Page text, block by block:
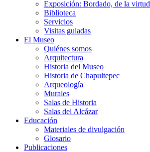
Exposición: Bordado, de la virtud
Biblioteca
Servicios
Visitas guiadas
El Museo
Quiénes somos
Arquitectura
Historia del Museo
Historia de Chapultepec
Arqueología
Murales
Salas de Historia
Salas del Alcázar
Educación
Materiales de divulgación
Glosario
Publicaciones